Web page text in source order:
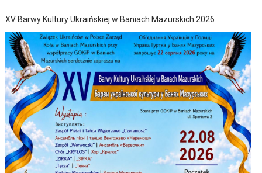
XV Barwy Kultury Ukraińskiej w Baniach Mazurskich 2026